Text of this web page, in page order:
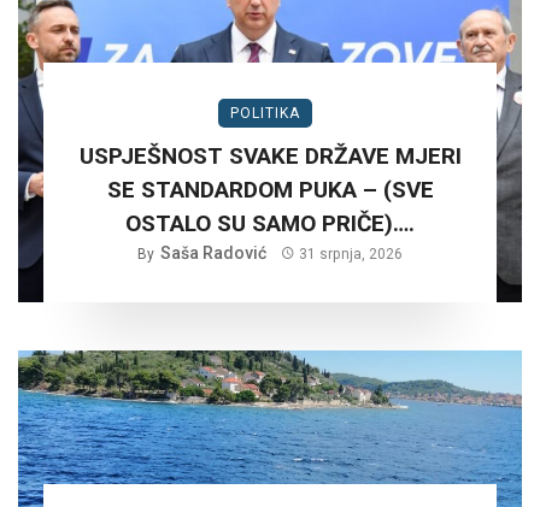
POLITIKA
USPJEŠNOST SVAKE DRŽAVE MJERI
SE STANDARDOM PUKA – (SVE
OSTALO SU SAMO PRIČE)….
By Saša Radović 31 srpnja, 2026